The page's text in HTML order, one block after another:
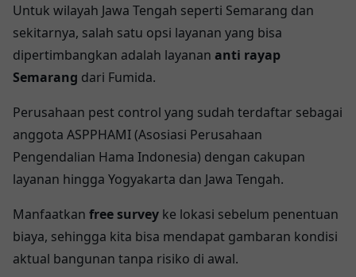
Untuk wilayah Jawa Tengah seperti Semarang dan
sekitarnya, salah satu opsi layanan yang bisa
dipertimbangkan adalah layanan anti rayap
Semarang dari Fumida.
Perusahaan pest control yang sudah terdaftar sebagai
anggota ASPPHAMI (Asosiasi Perusahaan
Pengendalian Hama Indonesia) dengan cakupan
layanan hingga Yogyakarta dan Jawa Tengah.
Manfaatkan free survey ke lokasi sebelum penentuan
biaya, sehingga kita bisa mendapat gambaran kondisi
aktual bangunan tanpa risiko di awal.